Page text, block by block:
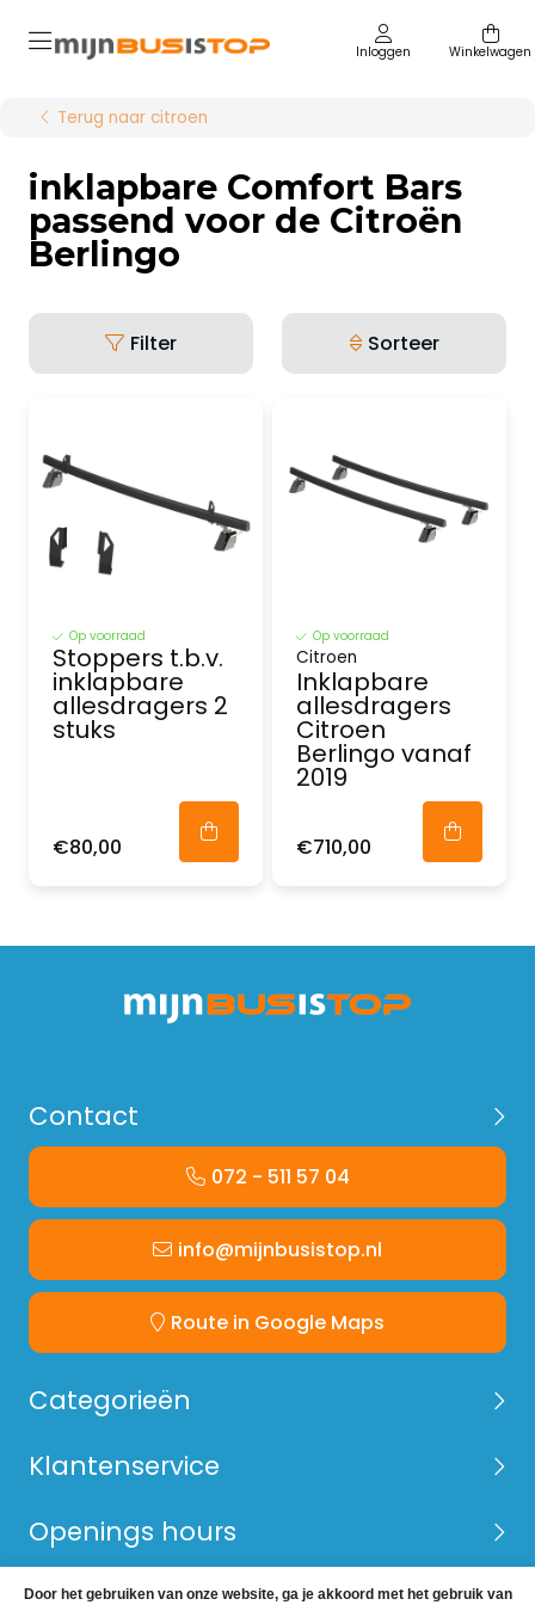
Inloggen Winkelwagen
Terug naar citroen
inklapbare Comfort Bars
passend voor de Citroën
Berlingo
Filter Sorteer
Op voorraad
Stoppers t.b.v.
inklapbare
allesdragers 2
stuks
€80,00
Op voorraad
Citroen
Inklapbare
allesdragers
Citroen
Berlingo vanaf
2019
€710,00
Contact
072 - 511 57 04
info@mijnbusistop.nl
Route in Google Maps
Categorieën
Klantenservice
Openings hours
Door het gebruiken van onze website, ga je akkoord met het gebruik van